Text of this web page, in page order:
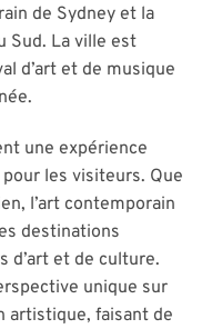
de Sydney et la
Sud. La ville est
d’art et de musique
une expérience
les visiteurs. Que
l’art contemporain
destinations
d’art et de culture.
unique sur
artistique, faisant de